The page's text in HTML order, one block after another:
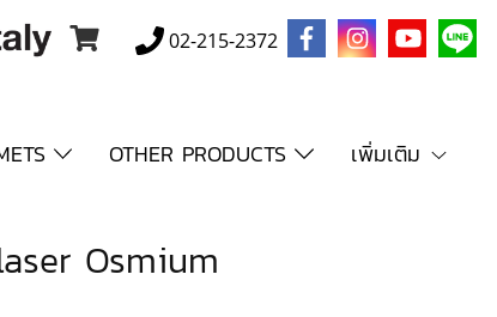
02-215-2372
OTHER PRODUCTS เพิ่มเติม
Osmium